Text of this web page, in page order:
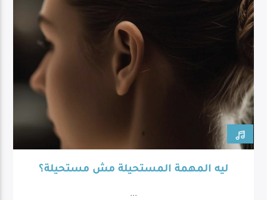
ليه المهمة المستحيلة مش مستحيلة؟
...